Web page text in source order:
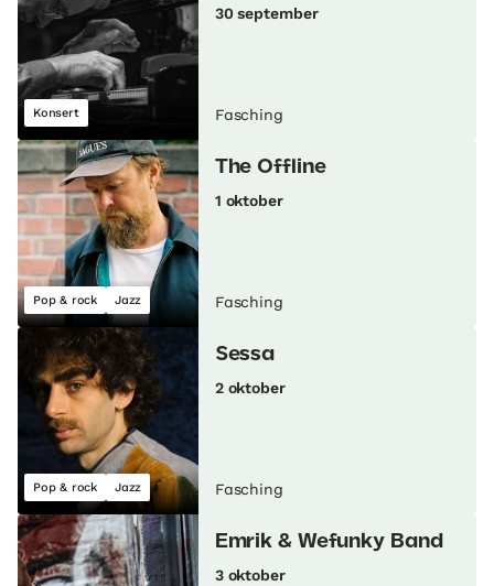
Konsert
30 september
Fasching
Pop & rock Jazz
The Offline
1 oktober
Fasching
Pop & rock Jazz
Sessa
2 oktober
Fasching
Emrik & Wefunky Band
3 oktober